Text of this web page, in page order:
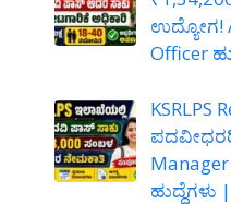
ಉದ್ಯೋಗ!
Officer
KSRLPS